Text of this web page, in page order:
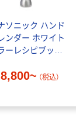
ソニック ハンド
ンダー ホワイト
ーレシピブック
（税込）